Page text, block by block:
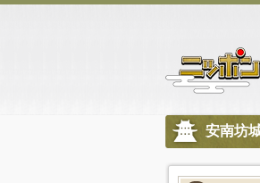
安南坊